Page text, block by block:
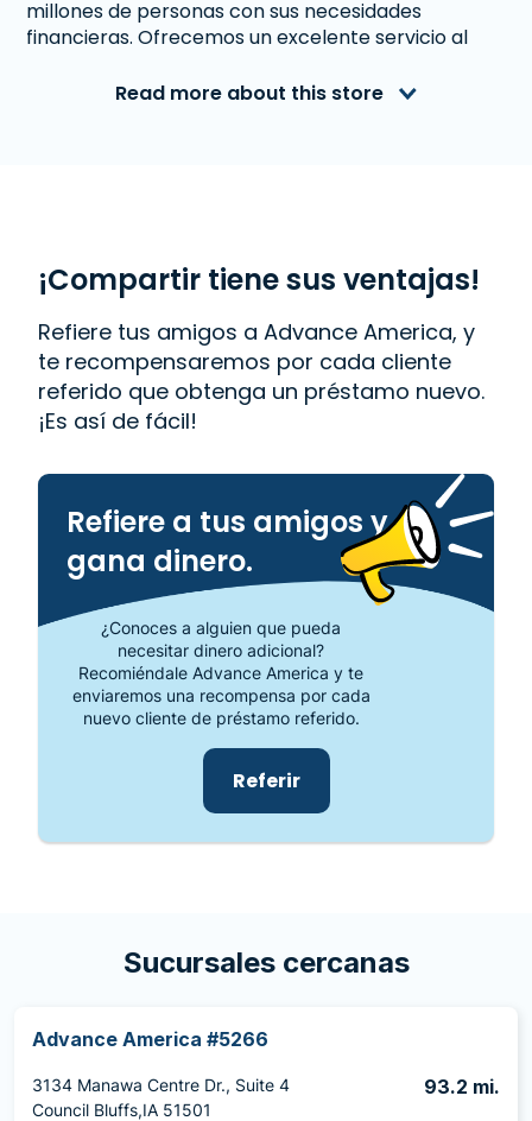
millones de personas con sus necesidades
financieras. Ofrecemos un excelente servicio al
dinero inmediato. Con nosotros obtener un
Blvd., Sioux City, IA 51103.
Read more about this store
¡Compartir tiene sus ventajas!
Refiere tus amigos a Advance America, y
te recompensaremos por cada cliente
referido que obtenga un préstamo nuevo.
¡Es así de fácil!
Refiere a tus amigos y
gana dinero.
¿Conoces a alguien que pueda
necesitar dinero adicional?
Recomiéndale Advance America y te
enviaremos una recompensa por cada
nuevo cliente de préstamo referido.
Referir
Sucursales cercanas
Advance America #5266
3134 Manawa Centre Dr., Suite 4
Council Bluffs,IA 51501
93.2 mi.